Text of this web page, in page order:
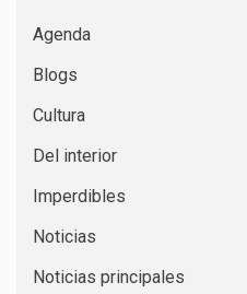
Agenda
Blogs
Cultura
Del interior
Imperdibles
Noticias
Noticias principales